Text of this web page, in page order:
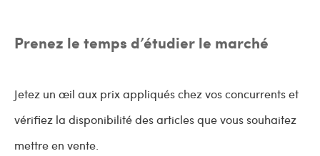
Prenez le temps d’étudier le marché
Jetez un œil aux prix appliqués chez vos concurrents et
vérifiez la disponibilité des articles que vous souhaitez
mettre en vente.